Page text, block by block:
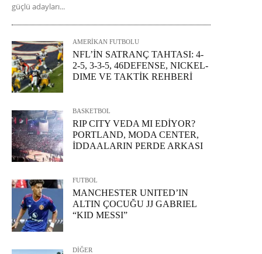
güçlü adayları...
AMERİKAN FUTBOLU
NFL’İN SATRANÇ TAHTASI: 4-
2-5, 3-3-5, 46DEFENSE, NICKEL-
DIME VE TAKTİK REHBERİ
BASKETBOL
RIP CITY VEDA MI EDİYOR?
PORTLAND, MODA CENTER,
İDDAALARIN PERDE ARKASI
FUTBOL
MANCHESTER UNITED’IN
ALTIN ÇOCUĞU JJ GABRIEL
“KID MESSI”
DİĞER